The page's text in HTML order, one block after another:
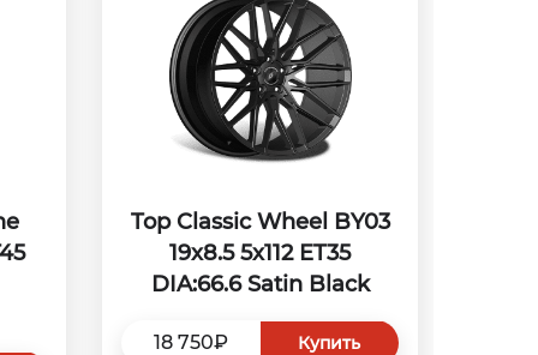
Top Classic Wheel BY03
19x8.5 5x112 ET35
DIA:66.6 Satin Black
18 750₽ Купить